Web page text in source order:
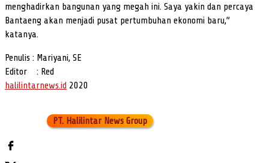
menghadirkan bangunan yang megah ini. Saya yakin dan percaya
Bantaeng akan menjadi pusat pertumbuhan ekonomi baru,”
katanya.
Penulis : Mariyani, SE
Editor : Red
halilintarnews.id 2020
PT. Halilintar News Group